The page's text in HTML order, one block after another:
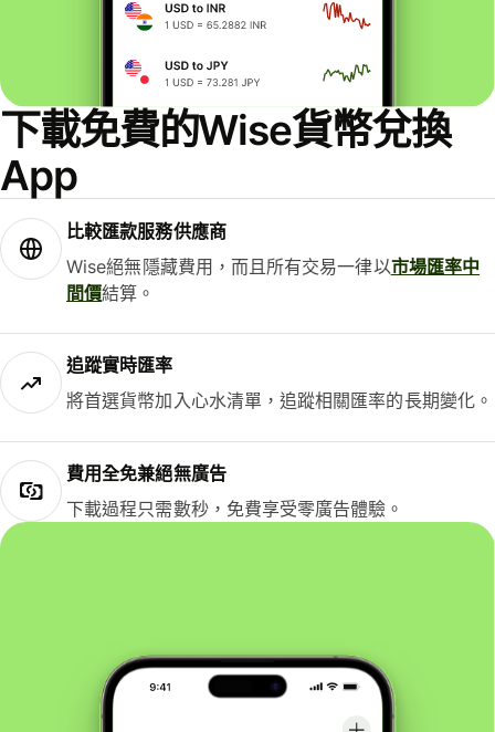
下載免費的Wise貨幣兌換
App
比較匯款服務供應商
Wise絕無隱藏費用，而且所有交易一律以市場匯率中
間價結算。
追蹤實時匯率
將首選貨幣加入心水清單，追蹤相關匯率的長期變化。
費用全免兼絕無廣告
下載過程只需數秒，免費享受零廣告體驗。